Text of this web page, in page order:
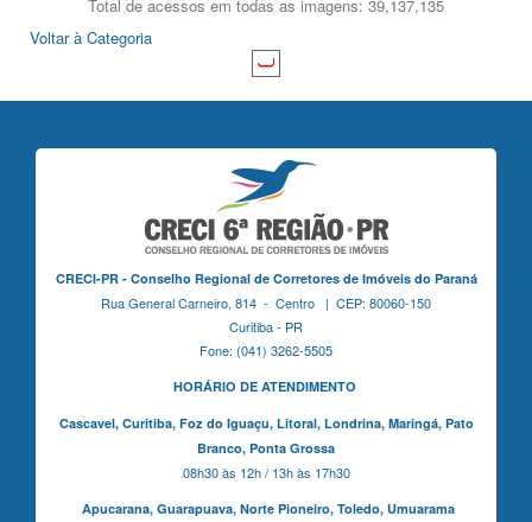
Total de acessos em todas as imagens: 39,137,135
Voltar à Categoria
CRECI-PR - Conselho Regional de Corretores de Imóveis do Paraná
Rua General Carneiro, 814 - Centro | CEP: 80060-150
Curitiba - PR
Fone: (041) 3262-5505
HORÁRIO DE ATENDIMENTO
Cascavel, Curitiba,Foz do Iguaçu, Litoral, Londrina, Maringá, Pato
Branco, Ponta Grossa
08h30 às 12h / 13h às 17h30
Apucarana, Guarapuava, Norte Pioneiro, Toledo, Umuarama